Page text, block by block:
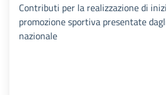
Contributi per la realizzazione di
promozione sportiva presentate
nazionale